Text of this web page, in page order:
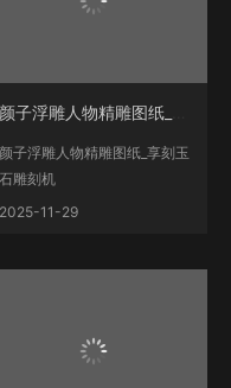
颜子浮雕人物精雕图纸_享刻玉
石雕刻机
__www.xiangkekj.com海量翡
2025-11-29